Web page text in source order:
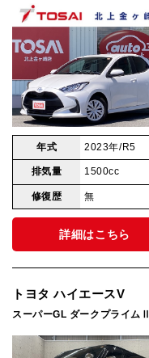
年式 2023年/R5
排気量 1500cc
修復歴 無
詳細はこちら
トヨタ ハイエースV
スーパーGL ダークプライムⅡ